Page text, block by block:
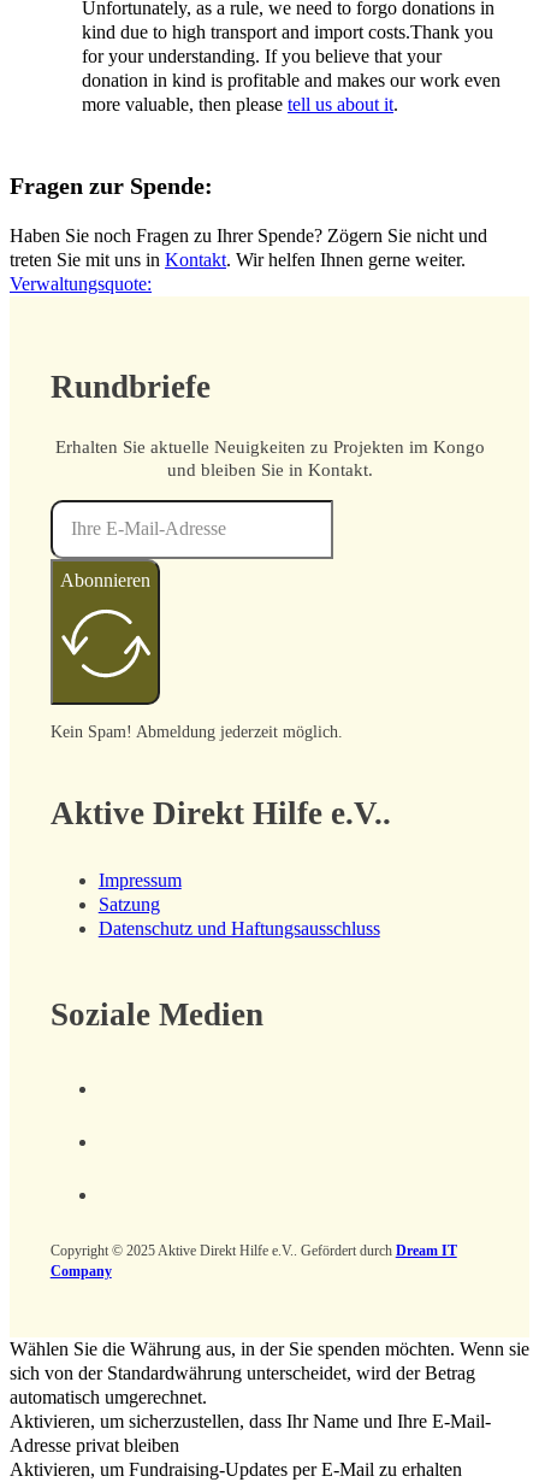
Unfortunately, as a rule, we need to forgo donations in
kind due to high transport and import costs.Thank you
for your understanding. If you believe that your
donation in kind is profitable and makes our work even
more valuable, then please tell us about it.
Fragen zur Spende:
Haben Sie noch Fragen zu Ihrer Spende? Zögern Sie nicht und
treten Sie mit uns in Kontakt. Wir helfen Ihnen gerne weiter.
Verwaltungsquote:
Rundbriefe
Erhalten Sie aktuelle Neuigkeiten zu Projekten im Kongo
und bleiben Sie in Kontakt.
Abonnieren
Kein Spam! Abmeldung jederzeit möglich.
Aktive Direkt Hilfe e.V..
Impressum
Satzung
Datenschutz und Haftungsausschluss
Soziale Medien
Copyright © 2025 Aktive Direkt Hilfe e.V.. Gefördert durch Dream IT
Company
Wählen Sie die Währung aus, in der Sie spenden möchten. Wenn sie
sich von der Standardwährung unterscheidet, wird der Betrag
automatisch umgerechnet.
Aktivieren, um sicherzustellen, dass Ihr Name und Ihre E-Mail-
Adresse privat bleiben
Aktivieren, um Fundraising-Updates per E-Mail zu erhalten